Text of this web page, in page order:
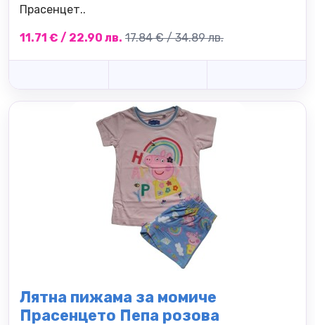
Прасенцет..
11.71 € / 22.90 лв. 17.84 € / 34.89 лв.
Лятна пижама за момиче
Прасенцето Пепа розова